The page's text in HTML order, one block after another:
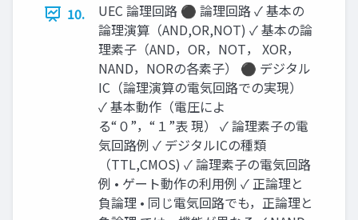
10.
UEC 論理回路 ⚫ 論理回路 ✓ 基本の
論理演算（AND,OR,NOT) ✓ 基本の論
理素子（AND，OR，NOT， XOR，
NAND，NORの各素子） ⚫ デジタル
IC（論理演算の電気回路での実現）
✓ 基本動作（電圧によ
る“０”，“１”表 現） ✓ 論理素子の電
気回路例 ✓ デジタルICの種類
（TTL,CMOS) ✓ 論理素子の電気回路
例 • ゲート動作の利用例 ✓ 正論理と
負論理 • 同じ電気回路でも，正論理と